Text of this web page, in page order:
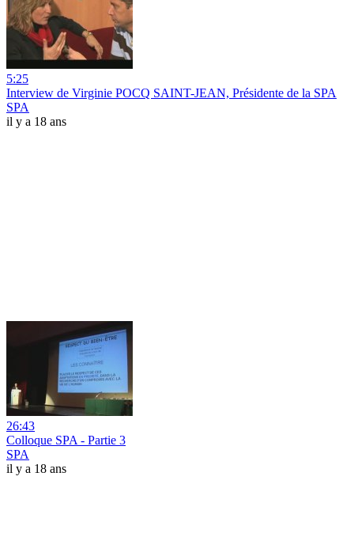
5:25
Interview de Virginie POCQ SAINT-JEAN, Présidente de la SPA
SPA
il y a 18 ans
26:43
Colloque SPA - Partie 3
SPA
il y a 18 ans